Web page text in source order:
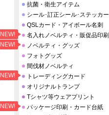
抗菌・衛生アイテム
シール･訂正シール･ステッカー
QSLカード・アイボール名刺
NEW! 名入れノベルティ・販促品印刷
NEW!
ノベルティ・グッズ
フォトグッズ
間伐材ノベルティ
NEW!
トレーディングカード
オリジナルトランプ
Tシャツ等ウェアプリント
NEW!
パッケージ印刷・カード台紙